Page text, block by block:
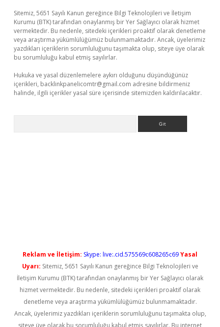
Sitemiz, 5651 Sayılı Kanun gereğince Bilgi Teknolojileri ve İletişim
Kurumu (BTK) tarafından onaylanmış bir Yer Sağlayıcı olarak hizmet
vermektedir. Bu nedenle, sitedeki içerikleri proaktif olarak denetleme
veya araştırma yükümlülüğümüz bulunmamaktadır. Ancak, üyelerimiz
yazdıkları içeriklerin sorumluluğunu taşımakta olup, siteye üye olarak
bu sorumluluğu kabul etmiş sayılırlar.
Hukuka ve yasal düzenlemelere aykırı olduğunu düşündüğünüz
içerikleri, backlinkpanelicomtr@gmail.com adresine bildirmeniz
halinde, ilgili içerikler yasal süre içerisinde sitemizden kaldırılacaktır.
Reklam ve İletişim: Skype: live:.cid.575569c608265c69Yasal
Uyarı: Sitemiz, 5651 Sayılı Kanun gereğince Bilgi Teknolojileri ve
İletişim Kurumu (BTK) tarafından onaylanmış bir Yer Sağlayıcı olarak
hizmet vermektedir. Bu nedenle, sitedeki içerikleri proaktif olarak
denetleme veya araştırma yükümlülüğümüz bulunmamaktadır.
Ancak, üyelerimiz yazdıkları içeriklerin sorumluluğunu taşımakta olup,
siteye üye olarak bu sorumluluğu kabul etmiş sayılırlar. Bu internet